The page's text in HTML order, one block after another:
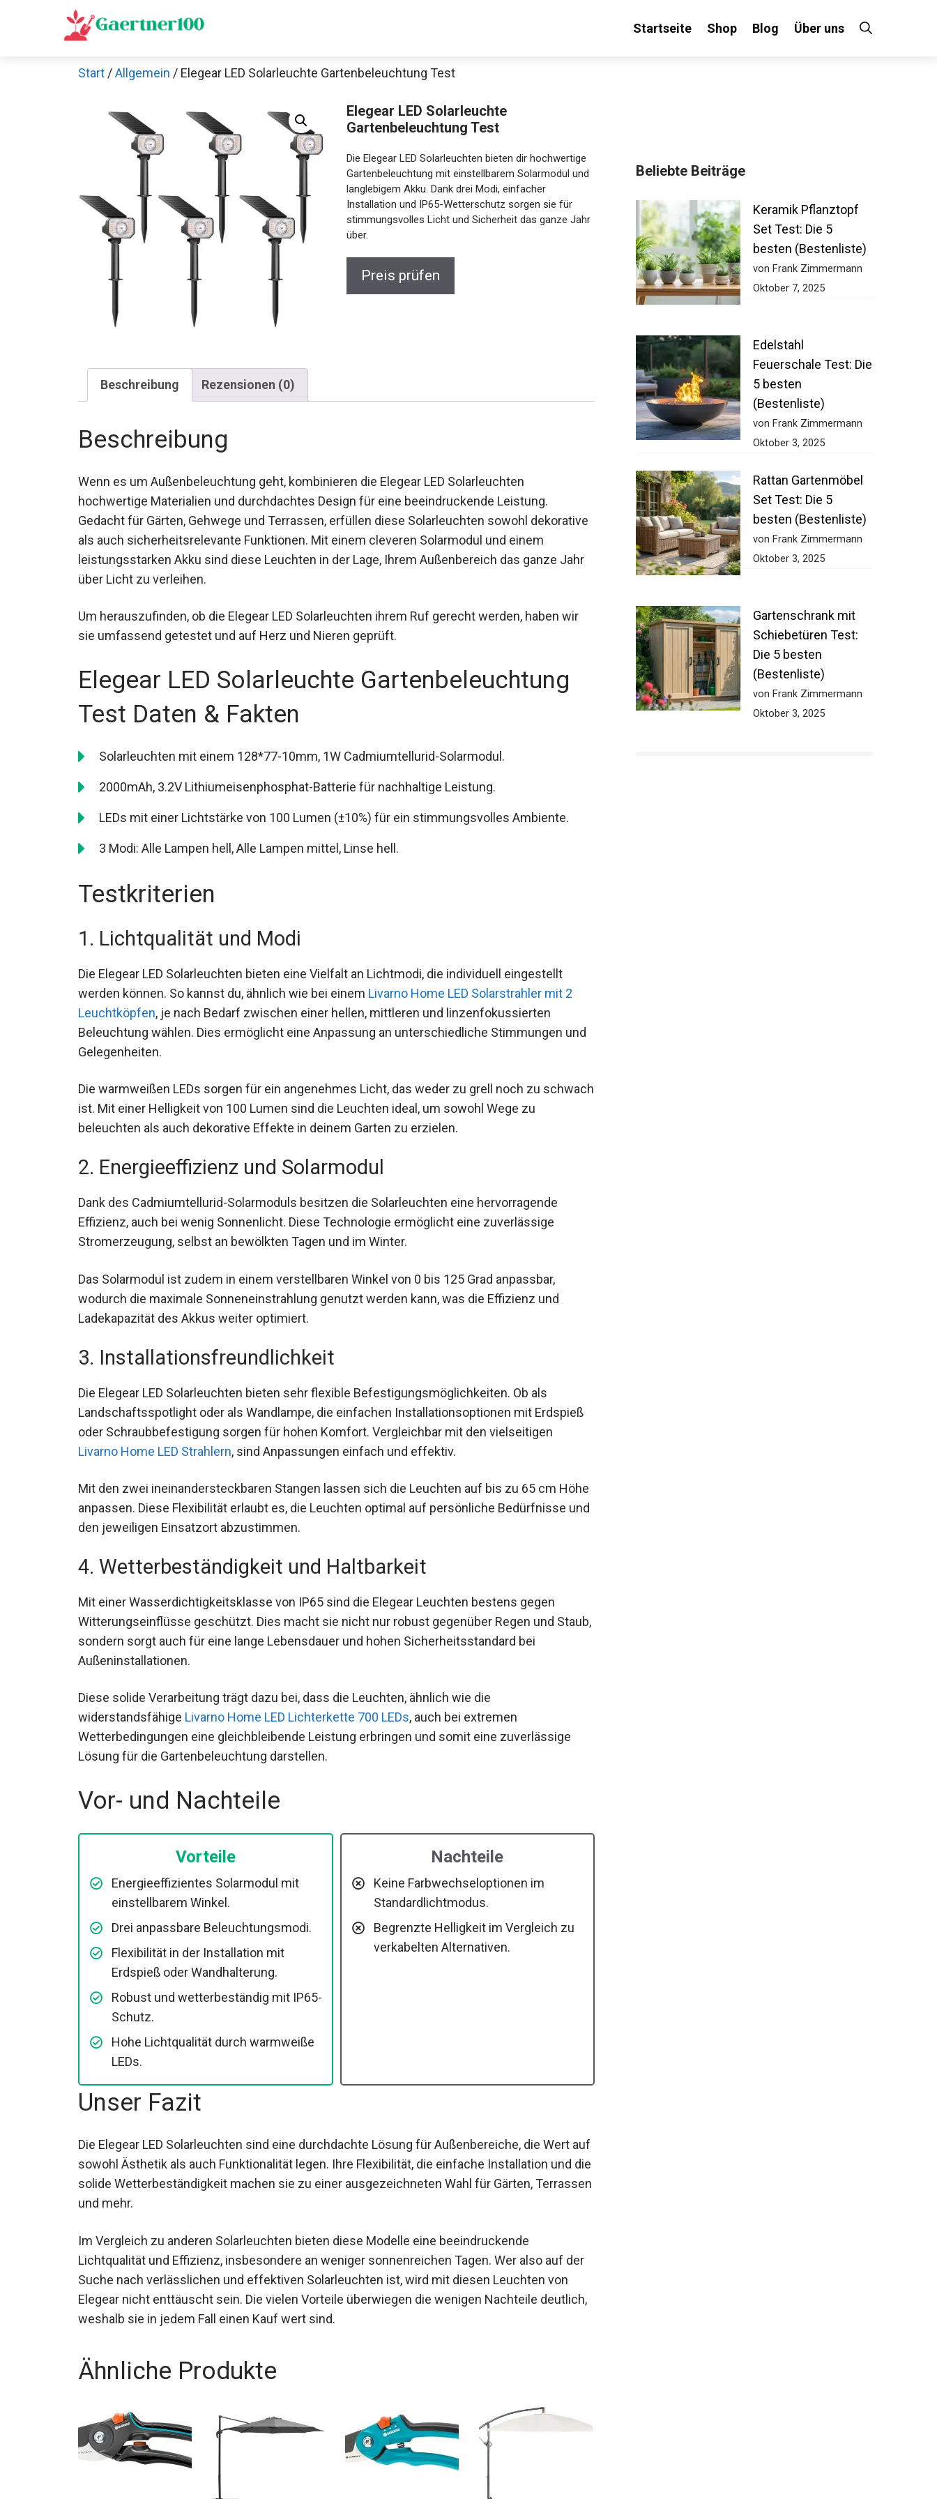
Startseite Shop Blog Über uns
Start /Allgemein / Elegear LED Solarleuchte Gartenbeleuchtung Test
Elegear LED Solarleuchte
Gartenbeleuchtung Test
Die Elegear LED Solarleuchten bieten dir hochwertige
Gartenbeleuchtung mit einstellbarem Solarmodul und
langlebigem Akku. Dank drei Modi, einfacher
Installation und IP65-Wetterschutz sorgen sie für
stimmungsvolles Licht und Sicherheit das ganze Jahr
über.
Preis prüfen
Beschreibung Rezensionen (0)
Beschreibung
Wenn es um Außenbeleuchtung geht, kombinieren die Elegear LED Solarleuchten
hochwertige Materialien und durchdachtes Design für eine beeindruckende Leistung.
Gedacht für Gärten, Gehwege und Terrassen, erfüllen diese Solarleuchten sowohl dekorative
als auch sicherheitsrelevante Funktionen. Mit einem cleveren Solarmodul und einem
leistungsstarken Akku sind diese Leuchten in der Lage, Ihrem Außenbereich das ganze Jahr
über Licht zu verleihen.
Um herauszufinden, ob die Elegear LED Solarleuchten ihrem Ruf gerecht werden, haben wir
sie umfassend getestet und auf Herz und Nieren geprüft.
Elegear LED Solarleuchte Gartenbeleuchtung
Test Daten & Fakten
Solarleuchten mit einem 128*77-10mm, 1W Cadmiumtellurid-Solarmodul.
2000mAh, 3.2V Lithiumeisenphosphat-Batterie für nachhaltige Leistung.
LEDs mit einer Lichtstärke von 100 Lumen (±10%) für ein stimmungsvolles Ambiente.
3 Modi: Alle Lampen hell, Alle Lampen mittel, Linse hell.
Testkriterien
1. Lichtqualität und Modi
Die Elegear LED Solarleuchten bieten eine Vielfalt an Lichtmodi, die individuell eingestellt
werden können. So kannst du, ähnlich wie bei einem Livarno Home LED Solarstrahler mit 2
Leuchtköpfen, je nach Bedarf zwischen einer hellen, mittleren und linzenfokussierten
Beleuchtung wählen. Dies ermöglicht eine Anpassung an unterschiedliche Stimmungen und
Gelegenheiten.
Die warmweißen LEDs sorgen für ein angenehmes Licht, das weder zu grell noch zu schwach
ist. Mit einer Helligkeit von 100 Lumen sind die Leuchten ideal, um sowohl Wege zu
beleuchten als auch dekorative Effekte in deinem Garten zu erzielen.
2. Energieeffizienz und Solarmodul
Dank des Cadmiumtellurid-Solarmoduls besitzen die Solarleuchten eine hervorragende
Effizienz, auch bei wenig Sonnenlicht. Diese Technologie ermöglicht eine zuverlässige
Stromerzeugung, selbst an bewölkten Tagen und im Winter.
Das Solarmodul ist zudem in einem verstellbaren Winkel von 0 bis 125 Grad anpassbar,
wodurch die maximale Sonneneinstrahlung genutzt werden kann, was die Effizienz und
Ladekapazität des Akkus weiter optimiert.
3. Installationsfreundlichkeit
Die Elegear LED Solarleuchten bieten sehr flexible Befestigungsmöglichkeiten. Ob als
Landschaftsspotlight oder als Wandlampe, die einfachen Installationsoptionen mit Erdspieß
oder Schraubbefestigung sorgen für hohen Komfort. Vergleichbar mit den vielseitigen
Livarno Home LED Strahlern, sind Anpassungen einfach und effektiv.
Mit den zwei ineinandersteckbaren Stangen lassen sich die Leuchten auf bis zu 65 cm Höhe
anpassen. Diese Flexibilität erlaubt es, die Leuchten optimal auf persönliche Bedürfnisse und
den jeweiligen Einsatzort abzustimmen.
4. Wetterbeständigkeit und Haltbarkeit
Mit einer Wasserdichtigkeitsklasse von IP65 sind die Elegear Leuchten bestens gegen
Witterungseinflüsse geschützt. Dies macht sie nicht nur robust gegenüber Regen und Staub,
sondern sorgt auch für eine lange Lebensdauer und hohen Sicherheitsstandard bei
Außeninstallationen.
Diese solide Verarbeitung trägt dazu bei, dass die Leuchten, ähnlich wie die
widerstandsfähige Livarno Home LED Lichterkette 700 LEDs, auch bei extremen
Wetterbedingungen eine gleichbleibende Leistung erbringen und somit eine zuverlässige
Lösung für die Gartenbeleuchtung darstellen.
Vor- und Nachteile
Vorteile
Energieeffizientes Solarmodul mit
einstellbarem Winkel.
Drei anpassbare Beleuchtungsmodi.
Flexibilität in der Installation mit
Erdspieß oder Wandhalterung.
Robust und wetterbeständig mit IP65-
Schutz.
Hohe Lichtqualität durch warmweiße
LEDs.
Nachteile
Keine Farbwechseloptionen im
Standardlichtmodus.
Begrenzte Helligkeit im Vergleich zu
verkabelten Alternativen.
Unser Fazit
Die Elegear LED Solarleuchten sind eine durchdachte Lösung für Außenbereiche, die Wert auf
sowohl Ästhetik als auch Funktionalität legen. Ihre Flexibilität, die einfache Installation und die
solide Wetterbeständigkeit machen sie zu einer ausgezeichneten Wahl für Gärten, Terrassen
und mehr.
Im Vergleich zu anderen Solarleuchten bieten diese Modelle eine beeindruckende
Lichtqualität und Effizienz, insbesondere an weniger sonnenreichen Tagen. Wer also auf der
Suche nach verlässlichen und effektiven Solarleuchten ist, wird mit diesen Leuchten von
Elegear nicht enttäuscht sein. Die vielen Vorteile überwiegen die wenigen Nachteile deutlich,
weshalb sie in jedem Fall einen Kauf wert sind.
Ähnliche Produkte
Beliebte Beiträge
Keramik Pflanztopf
Set Test: Die 5
besten (Bestenliste)
von Frank Zimmermann
Oktober 7, 2025
Edelstahl
Feuerschale Test: Die
5 besten
(Bestenliste)
von Frank Zimmermann
Oktober 3, 2025
Rattan Gartenmöbel
Set Test: Die 5
besten (Bestenliste)
von Frank Zimmermann
Oktober 3, 2025
Gartenschrank mit
Schiebetüren Test:
Die 5 besten
(Bestenliste)
von Frank Zimmermann
Oktober 3, 2025